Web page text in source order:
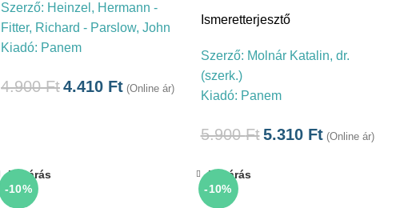
Szerző: Heinzel, Hermann -
Fitter, Richard - Parslow, John
Kiadó: Panem
4.900Ft4.410 Ft (Online ár)
Ismeretterjesztő
Szerző: Molnár Katalin, dr.
(szerk.)
Kiadó: Panem
5.900Ft 5.310 Ft (Online ár)
-10%
Bezárás
-10%
Bezárás